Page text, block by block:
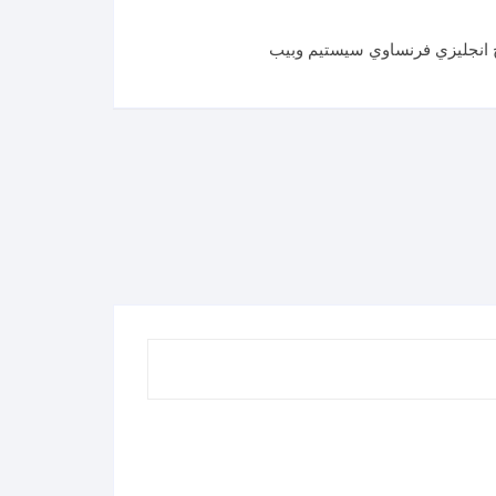
انجليزي فرنساوي سيستيم وبيب